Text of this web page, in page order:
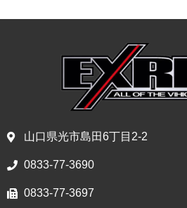
山口県光市島田6丁目2-2
0833-77-3690
0833-77-3697